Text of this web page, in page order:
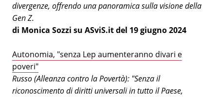
divergenze, offrendo una panoramica sulla visione della
Gen Z.
di Monica Sozzi su ASviS.it del 19 giugno 2024
Autonomia, "senza Lep aumenteranno divari e
poveri"
Russo (Alleanza contro la Povertà): "Senza il
riconoscimento di diritti universali in tutto il Paese,